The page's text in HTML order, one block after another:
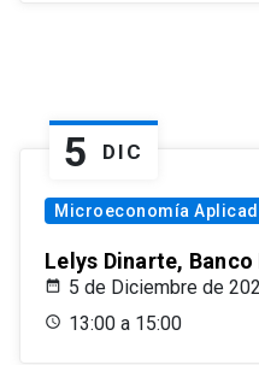
5 DIC
Microeconomía
Lelys Dinarte, Banco
5 de Diciembre de
13:00 a 15:00